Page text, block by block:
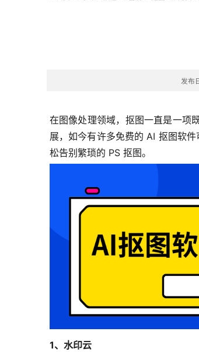
发布
在图像处理领域，抠图一直是一项
展，如今有许多免费的 AI 抠图软
松告别繁琐的 PS 抠图。
1、水印云